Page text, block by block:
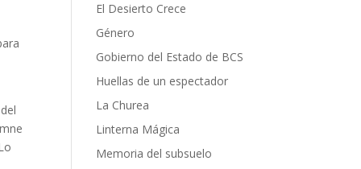
El Desierto Crece
Género
Gobierno del Estado de BCS
Huellas de un espectador
La Churea
Linterna Mágica
Memoria del subsuelo